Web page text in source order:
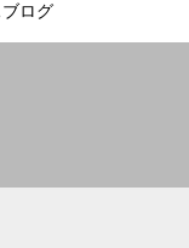
ログ